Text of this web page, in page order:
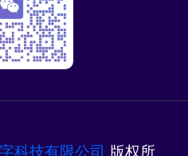
科技有限公司 版权所